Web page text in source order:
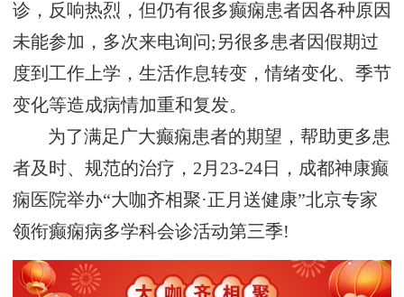
诊，反响热烈，但仍有很多癫痫患者因各种原因
未能参加，多次来电询问;另很多患者因假期过
度到工作上学，生活作息转变，情绪变化、季节
变化等造成病情加重和复发。
为了满足广大癫痫患者的期望，帮助更多患
者及时、规范的治疗，2月23-24日，成都神康癫
痫医院举办“大咖齐相聚·正月送健康”北京专家
领衔癫痫病多学科会诊活动第三季!